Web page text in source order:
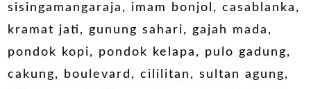
sisingamangaraja, imam bonjol, casablanka,
kramat jati, gunung sahari, gajah mada,
pondok kopi, pondok kelapa, pulo gadung,
cakung, boulevard, cililitan, sultan agung,